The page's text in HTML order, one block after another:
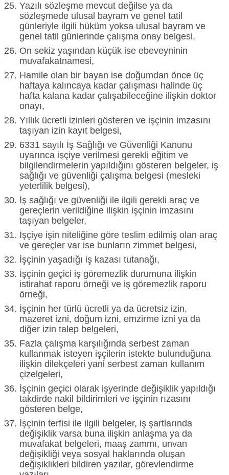
Yazılı sözleşme mevcut değilse ya da
sözleşmede ulusal bayram ve genel tatil
günleriyle ilgili hüküm yoksa ulusal bayram ve
genel tatil günlerinde çalışma onay belgesi,
On sekiz yaşından küçük ise ebeveyninin
muvafakatnamesi,
Hamile olan bir bayan ise doğumdan önce üç
haftaya kalıncaya kadar çalışması halinde üç
hafta kalana kadar çalışabileceğine ilişkin doktor
onayı,
Yıllık ücretli izinleri gösteren ve işçinin imzasını
taşıyan izin kayıt belgesi,
6331 sayılı İş Sağlığı ve Güvenliği Kanunu
uyarınca işçiye verilmesi gerekli eğitim ve
bilgilendirmelerin yapıldığını gösteren belgeler, iş
sağlığı ve güvenliği çalışma belgesi (mesleki
yeterlilik belgesi),
İş sağlığı ve güvenliği ile ilgili gerekli araç ve
gereçlerin verildiğine ilişkin işçinin imzasını
taşıyan belgeler,
İşçiye işin niteliğine göre teslim edilmiş olan araç
ve gereçler var ise bunların zimmet belgesi,
İşçinin yaşadığı iş kazası tutanağı,
İşçinin geçici iş göremezlik durumuna ilişkin
istirahat raporu örneği ve iş göremezlik raporu
örneği,
İşçinin her türlü ücretli ya da ücretsiz izin,
mazeret izni, doğum izni, emzirme izni ya da
diğer izin talep belgeleri,
Fazla çalışma karşılığında serbest zaman
kullanmak isteyen işçilerin istekte bulunduğuna
ilişkin dilekçeleri yani serbest zaman kullanım
çizelgeleri,
İşçinin geçici olarak işyerinde değişiklik yapıldığı
takdirde nakil bildirimleri ve işçinin rızasını
gösteren belge,
İşçinin terfisi ile ilgili belgeler, iş şartlarında
değişiklik varsa buna ilişkin anlaşma ya da
muvafakat belgeleri, maaş zammı, unvan
değişikliği veya sosyal haklarında oluşan
değişiklikleri bildiren yazılar, görevlendirme